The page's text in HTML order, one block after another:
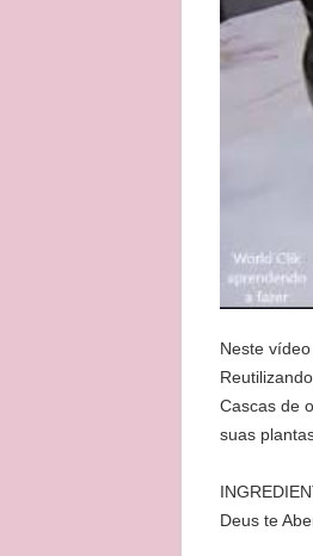
Neste
Cascas de
suas
Deus te